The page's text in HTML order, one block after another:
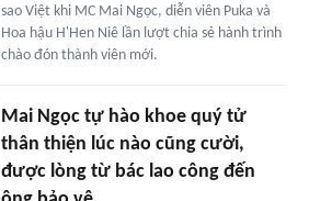
sao Việt khi MC Mai Ngọc, diễn viên Puka và
Hoa hậu H'Hen Niê lần lượt chia sẻ hành trình
chào đón thành viên mới.
Mai Ngọc tự hào khoe quý tử
thân thiện lúc nào cũng cười,
được lòng từ bác lao công đến